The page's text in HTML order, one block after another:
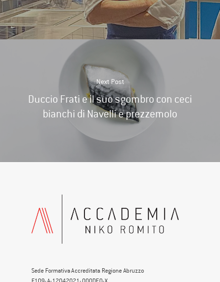
Next Post
Duccio Frati e il suo sgombro con ceci
bianchi di Navelli e prezzemolo
Sede Formativa Accreditata Regione Abruzzo